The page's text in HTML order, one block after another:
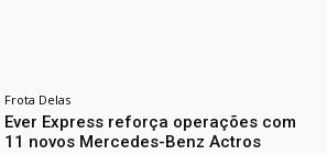
Frota Delas
Ever Express reforça operações com
11 novos Mercedes-Benz Actros